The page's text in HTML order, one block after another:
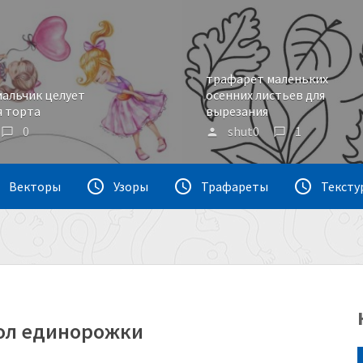
целует
торта
chat_bubble_outline 0
трафарет маленьких
осенних листьев для
вырезания
person shut0 chat_bubble_outline 1
Векторы access_time Узоры access_time Трафареты access_time
единорожки